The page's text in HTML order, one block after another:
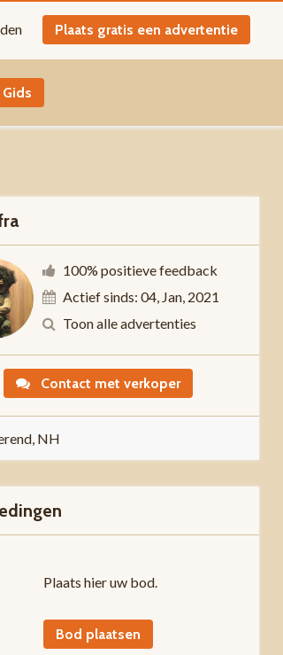
Plaats gratis een advertentie
100% positieve feedback
Actief sinds: 04, Jan, 2021
Toon alle advertenties
Contact met verkoper
NH
Plaats hier uw bod.
Bod plaatsen